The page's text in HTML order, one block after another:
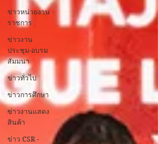
ข่าวหน่วยงาน
ราชการ
ข่าวงาน
ประชุม-อบรม
สัมมนา
ข่าวทั่วไป
ข่าวการศึกษา
ข่าวงานแสดง
สินค้า
ข่าว CSR -